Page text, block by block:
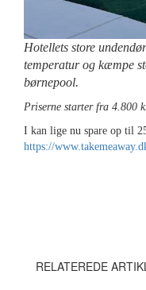
Hotellets store
temperatur og kæmpe
børnepool.
Priserne starter fra 4.800
I kan lige nu spare op til
https://
RELATEREDE